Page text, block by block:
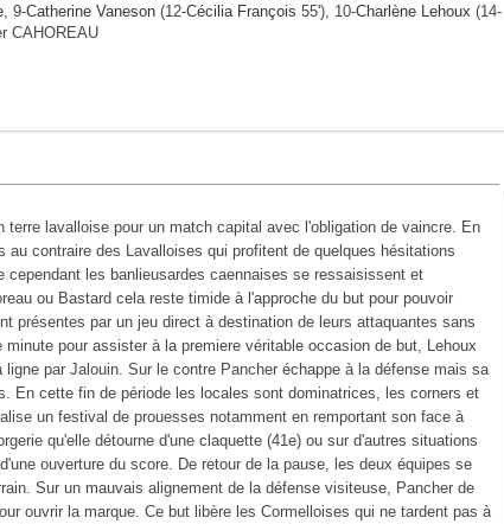
, 9-Catherine Vaneson (12-Cécilia François 55'), 10-Charlène Lehoux (14-
CAHOREAU
lavalloise pour un match capital avec l'obligation de vaincre. En
contraire des Lavalloises qui profitent de quelques hésitations
les banlieusardes caennaises se ressaisissent et
ou Bastard cela reste timide à l'approche du but pour pouvoir
présentes par un jeu direct à destination de leurs attaquantes sans
pour assister à la premiere véritable occasion de but, Lehoux
par Jalouin. Sur le contre Pancher échappe à la défense mais sa
En cette fin de période les locales sont dominatrices, les corners et
un festival de prouesses notamment en remportant son face à
qu'elle détourne d'une claquette (41e) ou sur d'autres situations
ouverture du score. De retour de la pause, les deux équipes se
Sur un mauvais alignement de la défense visiteuse, Pancher de
ouvrir la marque. Ce but libère les Cormelloises qui ne tardent pas à